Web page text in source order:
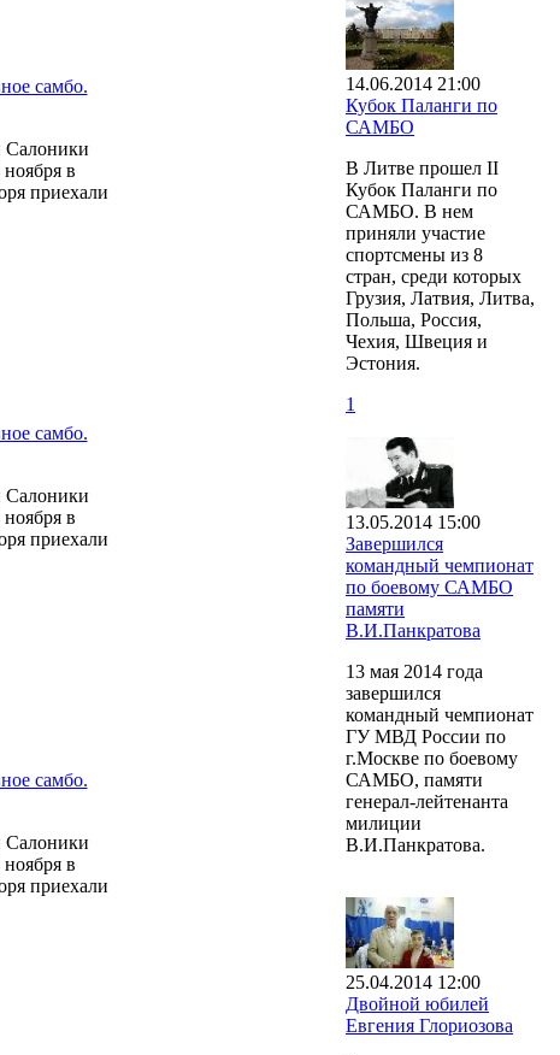
самбо.
Салоники
в
приехали
самбо.
Салоники
в
приехали
самбо.
Салоники
в
приехали
14.06.2014 21:00
Кубок Паланги по
САМБО
В Литве прошел II
Кубок Паланги по
САМБО. В нем
приняли участие
спортсмены из 8
стран, среди которых
Грузия, Латвия, Литва,
Польша, Россия,
Чехия, Швеция и
Эстония.
1
13.05.2014 15:00
Завершился
командный чемпионат
по боевому САМБО
памяти
В.И.Панкратова
13 мая 2014 года
завершился
командный чемпионат
ГУ МВД России по
г.Москве по боевому
САМБО, памяти
генерал-лейтенанта
милиции
В.И.Панкратова.
25.04.2014 12:00
Двойной юбилей
Евгения Глориозова